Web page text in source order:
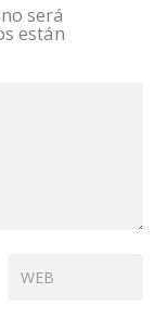
será
están